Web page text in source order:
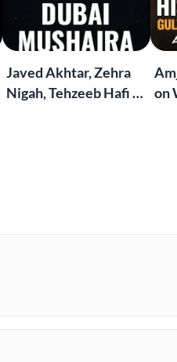
Javed Akhtar, Zehra
Nigah, Tehzeeb Hafi &
on